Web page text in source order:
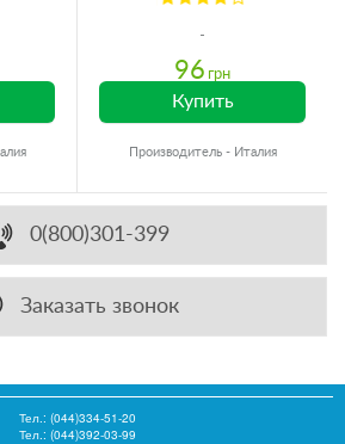
96 грн
Купить
Производитель - Италия
0(800)301-399
Заказать звонок
Тел.: (044)334-51-20
Тел.: (044)392-03-99